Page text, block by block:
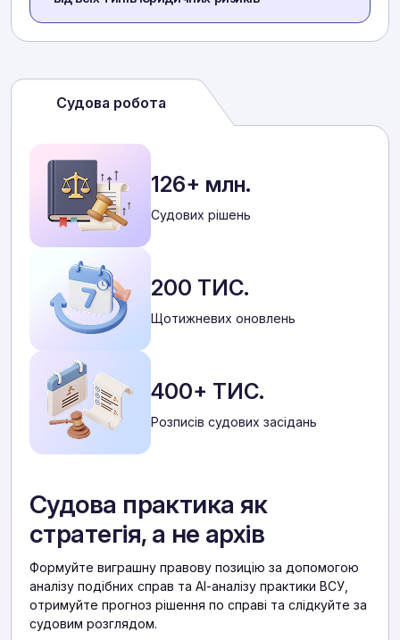
Судова робота
126+ млн.
Cудових рішень
200 ТИС.
Щотижневих оновлень
400+ ТИС.
Розписів судових засідань
Судова практика як
стратегія, а не архів
Формуйте виграшну правову позицію за допомогою
аналізу подібних справ та АІ-аналізу практики ВСУ,
отримуйте прогноз рішення по справі та слідкуйте за
судовим розглядом.